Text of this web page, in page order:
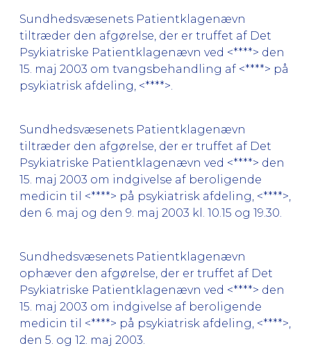
Sundhedsvæsenets Patientklagenævn
tiltræder den afgørelse, der er truffet af Det
Psykiatriske Patientklagenævn ved <****> den
15. maj 2003 om tvangsbehandling af <****> på
psykiatrisk afdeling, <****>.
Sundhedsvæsenets Patientklagenævn
tiltræder den afgørelse, der er truffet af Det
Psykiatriske Patientklagenævn ved <****> den
15. maj 2003 om indgivelse af beroligende
medicin til <****> på psykiatrisk afdeling, <****>,
den 6. maj og den 9. maj 2003 kl. 10.15 og 19.30.
Sundhedsvæsenets Patientklagenævn
ophæver den afgørelse, der er truffet af Det
Psykiatriske Patientklagenævn ved <****> den
15. maj 2003 om indgivelse af beroligende
medicin til <****> på psykiatrisk afdeling, <****>,
den 5. og 12. maj 2003.